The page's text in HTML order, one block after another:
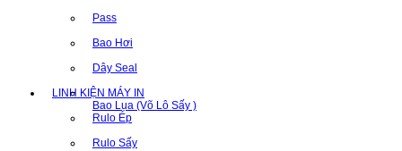
Pass
Bao Hơi
Dây Seal
LINH KIỆN MÁY IN
Bao Lụa (Võ Lô Sấy )
Rulo Ép
Rulo Sấy